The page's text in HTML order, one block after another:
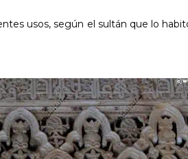
usos, según el sultán que lo